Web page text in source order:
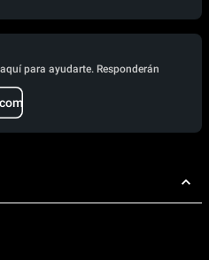
para ayudarte. Responderán